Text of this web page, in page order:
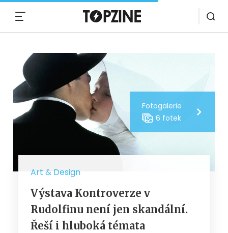
Fotogalerie
6 fotek
Art & Design
Výstava Kontroverze v
Rudolfinu není jen skandální.
Řeší i hluboká témata